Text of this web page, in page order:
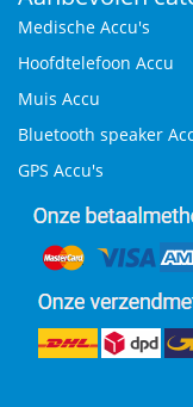
Medische Accu's
Hoofdtelefoon Accu
Muis Accu
Bluetooth speaker
GPS Accu's